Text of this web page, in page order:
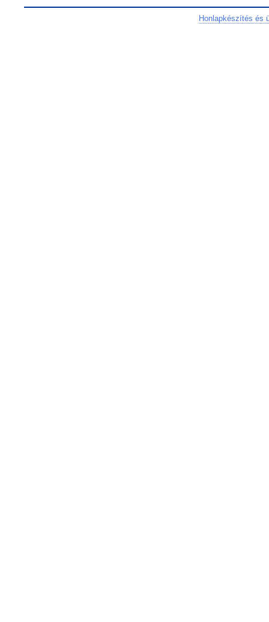
Honlapkészítés és